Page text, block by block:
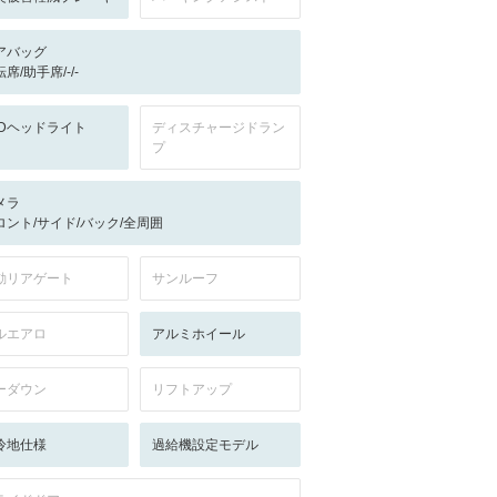
バッグ
席/助手席/-/-
ヘッドライト
ディスチャージドラン
プ
ラ
ント/サイド/バック/全周囲
リアゲート サンルーフ
エアロ アルミホイール
ダウン リフトアップ
地仕様 過給機設定モデル